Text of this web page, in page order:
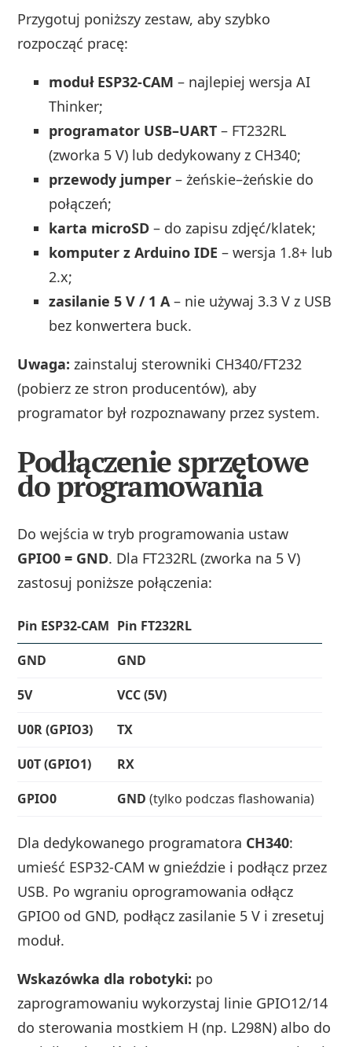
Przygotuj poniższy zestaw, aby szybko
rozpocząć pracę:
moduł ESP32‑CAM – najlepiej wersja AI
Thinker;
programator USB–UART – FT232RL
(zworka 5 V) lub dedykowany z CH340;
przewody jumper – żeńskie–żeńskie do
połączeń;
karta microSD – do zapisu zdjęć/klatek;
komputer z Arduino IDE – wersja 1.8+ lub
2.x;
zasilanie 5 V / 1 A– nie używaj 3.3 V z USB
bez konwertera buck.
Uwaga: zainstaluj sterowniki CH340/FT232
(pobierz ze stron producentów), aby
programator był rozpoznawany przez system.
Podłączenie sprzętowe
do programowania
Do wejścia w tryb programowania ustaw
GPIO0 = GND. Dla FT232RL (zworka na 5 V)
zastosuj poniższe połączenia:
Pin ESP32-CAM Pin FT232RL
GND
GND
5V
VCC (5V)
U0R (GPIO3)
TX
U0T (GPIO1)
RX
GPIO0
GND (tylko podczas flashowania)
Dla dedykowanego programatora CH340:
umieść ESP32‑CAM w gnieździe i podłącz przez
USB. Po wgraniu oprogramowania odłącz
GPIO0 od GND, podłącz zasilanie 5 V i zresetuj
moduł.
Wskazówka dla robotyki: po
zaprogramowaniu wykorzystaj linie GPIO12/14
do sterowania mostkiem H (np. L298N) albo do